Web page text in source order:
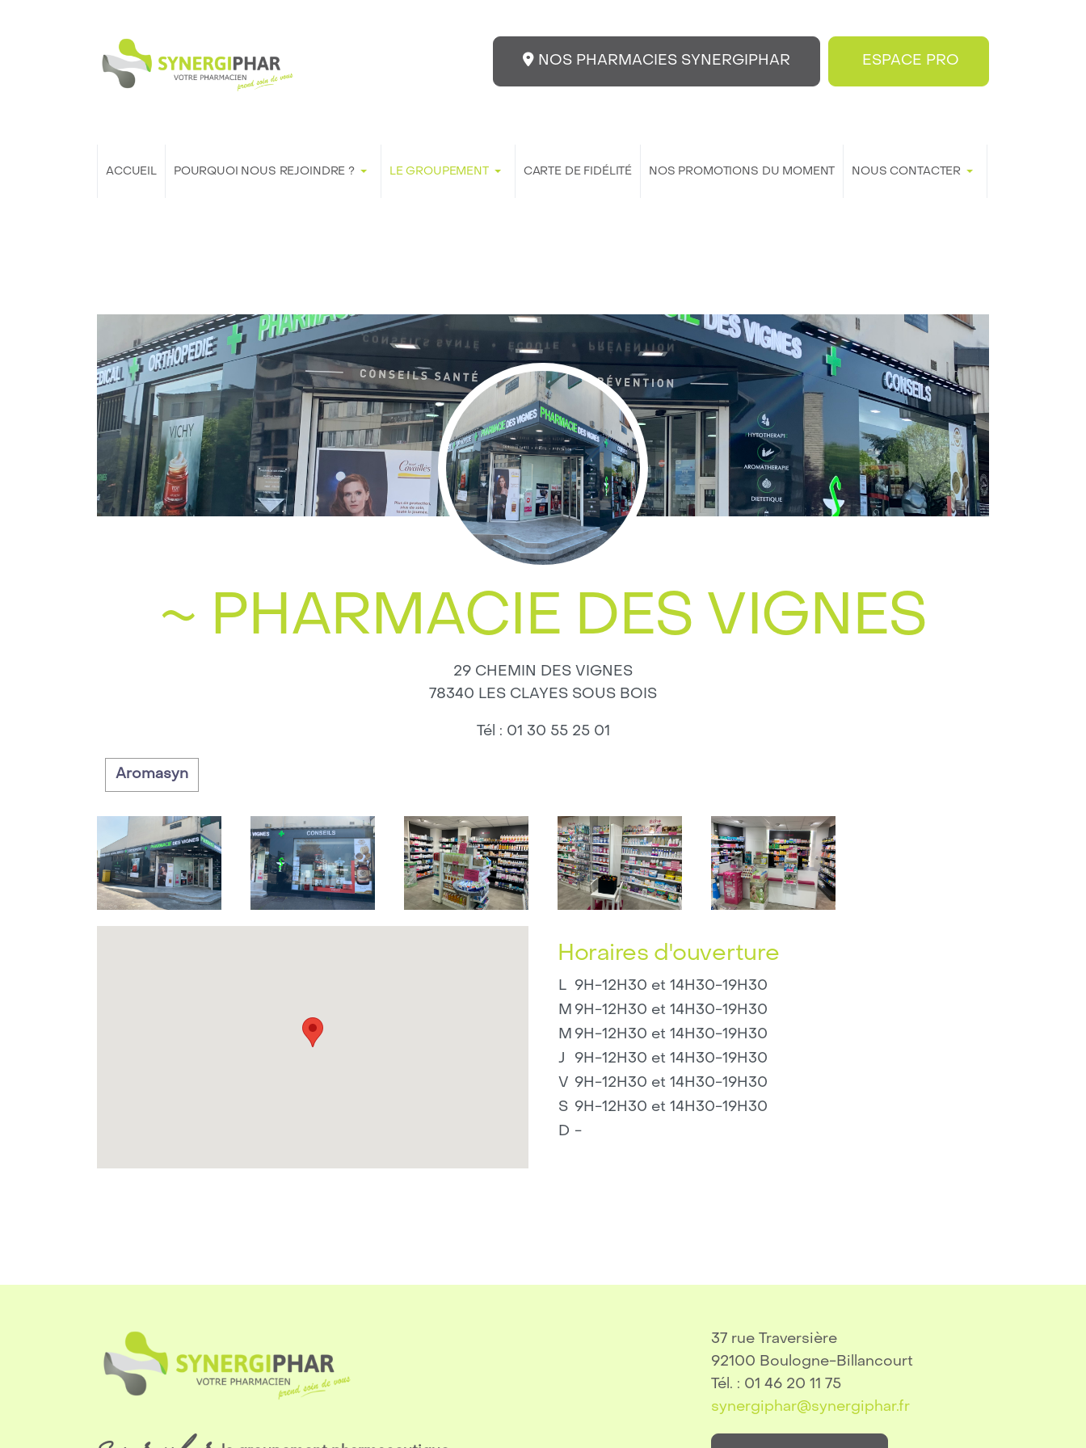
NOS PHARMACIES SYNERGIPHAR ESPACE PRO
ACCUEIL POURQUOI NOUS REJOINDRE ? LE GROUPEMENT CARTE DE FIDÉLITÉ NOS PROMOTIONS DU MOMENT NOUS CONTACTER
~ PHARMACIE DES VIGNES
29 CHEMIN DES VIGNES
78340 LES CLAYES SOUS BOIS
Tél : 01 30 55 25 01
Aromasyn
Horaires d'ouverture
L
9H-12H30 et 14H30-19H30
M 9H-12H30 et 14H30-19H30
M 9H-12H30 et 14H30-19H30
J
9H-12H30 et 14H30-19H30
V 9H-12H30 et 14H30-19H30
S 9H-12H30 et 14H30-19H30
D -
37 rue Traversière
92100 Boulogne-Billancourt
Tél. : 01 46 20 11 75
synergiphar@synergiphar.fr